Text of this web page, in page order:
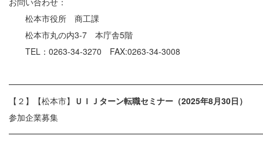
松本市役所 商工課
松本市丸の内3-7 本庁舎5階
TEL：0263-34-3270 FAX:0263-34-3008
【２】【松本市】 ＵＩＪターン転職セミナー（2025年8月30日）
参加企業募集